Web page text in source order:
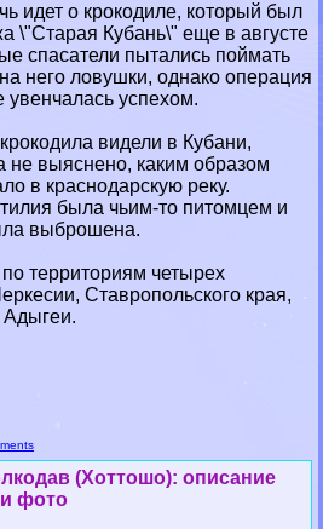
идет о крокодиле, который был
\"Старая Кубань\" еще в августе
спасатели пытались поймать
него ловушки, однако операция
увенчалась успехом.
видели в Кубани,
не выяснено, каким образом
в краснодарскую реку.
была чьим-то питомцем и
выброшена.
территориям четырех
Ставропольского края,
Адыгeи.
(Хоттошо): описание
фото